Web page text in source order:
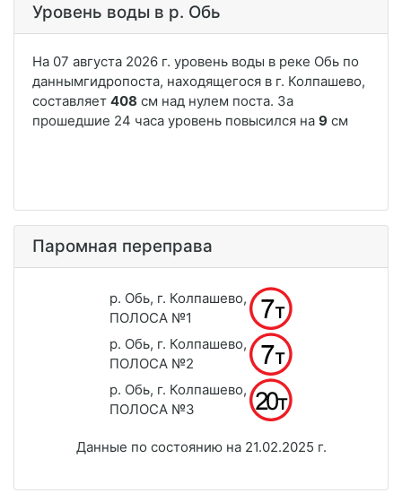
Уровень воды в р. Обь
Паромная переправа
р. Обь, г. Колпашево,
ПОЛОСА №1
р. Обь, г. Колпашево,
ПОЛОСА №2
р. Обь, г. Колпашево,
ПОЛОСА №3
Данные по состоянию на 21.02.2025 г.